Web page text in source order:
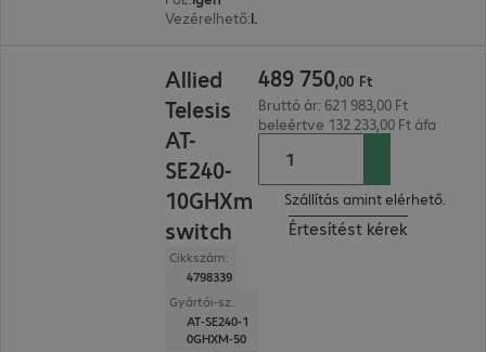
Vezérelhető: Igen
Allied
Telesis
AT-
SE240-
10GHXm
switch
Cikkszám:
4798339
Gyártói-sz.
AT-SE240-1
0GHXM-50
489 750,00 Ft
Bruttó ár: 621 983,00 Ft
beleértve 132 233,00 Ft áfa
Szállítás amint elérhető.
Értesítést kérek